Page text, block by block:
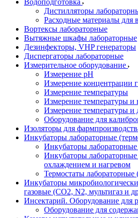
Водоподготовка
Дистилляторы
Расходные материалы для
Вортексы лабораторные
Вытяжные шкафы лабораторные
Дезинфекторы, VHP генераторы
Диспергаторы лабораторные
Измерительное оборудование
Измерение pH
Измерение концентрации
Измерение температуры
Измерение температуры и
Измерение температуры и
Оборудование для
Изоляторы для
Инкубаторы лабораторные
Инкубаторы лабораторные
Инкубаторы лабораторные
охлаждением и нагревом
Термостаты лабораторные
Инкубаторы
газовые (CO2, N2, мультигаз и
Инсектарий. Оборудование для
Оборудование для